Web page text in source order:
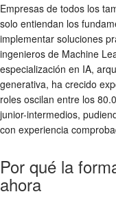
Empresas de todos los
solo entiendan los
implementar soluciones
ingenieros de Machine
especialización en IA,
generativa, ha crecido
roles oscilan entre los
junior-intermedios,
con experiencia
Por qué la
ahora